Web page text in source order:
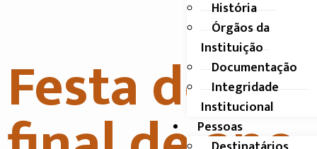
História
Órgãos da
Instituição
Documentação
Integridade
Institucional
Pessoas
Festa de